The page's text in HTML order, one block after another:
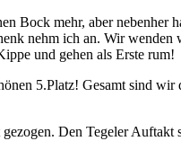
Bock mehr, aber nebenher
nehm ich an. Wir wenden
und gehen als Erste rum!
5.Platz! Gesamt sind wir
Den Tegeler Auftakt